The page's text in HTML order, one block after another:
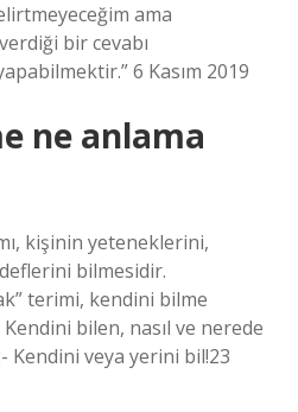
ama
bir cevabı
6 Kasım 2019
ne anlama
kişinin yeteneklerini,
bilmesidir.
terimi, kendini bilme
Kendini bilen, nasıl ve nerede
Kendini veya yerini bil!23